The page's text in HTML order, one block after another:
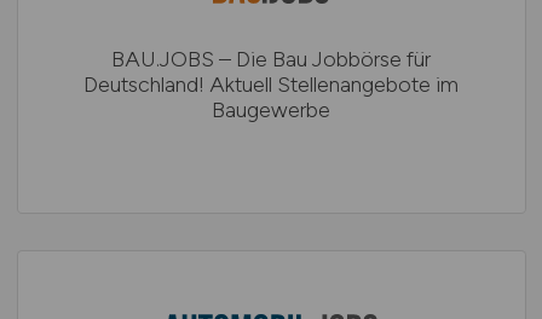
BAU.JOBS – Die Bau Jobbörse für
Deutschland! Aktuell Stellenangebote im
Baugewerbe